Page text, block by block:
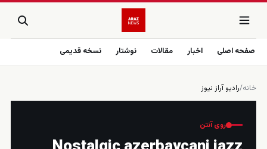
صفحه اصلی اخبار مقالات نوشتار نسخه قدیمی
خانه/رادیو آراز نیوز
روی آنتن